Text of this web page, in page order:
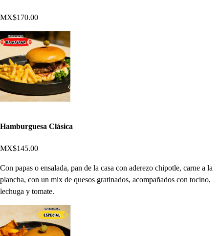
MX$170.00
Hamburguesa Clásica
MX$145.00
Con papas o ensalada, pan de la casa con aderezo chipotle, carne a la
plancha, con un mix de quesos gratinados, acompañados con tocino,
lechuga y tomate.